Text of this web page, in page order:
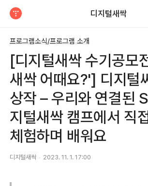
디지털새싹
프로그램소식/프로그램 소개
[디지털새싹 수기공모
새싹 어때요?'] 디지털
상작 – 우리와 연결된
지털새싹 캠프에서 직
체험하며 배워요
디지털새싹 2023. 11. 1. 17:00